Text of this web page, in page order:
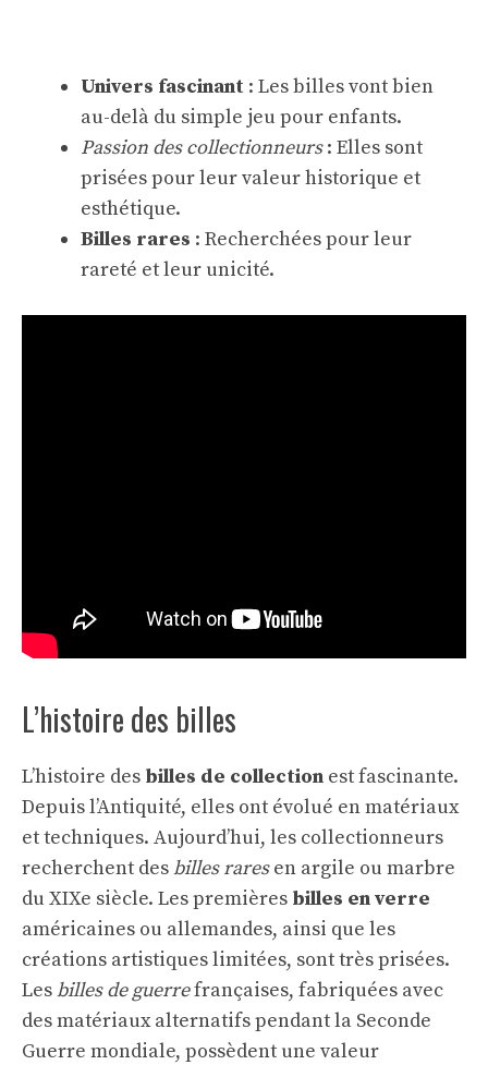
Univers fascinant : Les billes vont bien
au-delà du simple jeu pour enfants.
Passion des collectionneurs: Elles sont
prisées pour leur valeur historique et
esthétique.
Billes rares : Recherchées pour leur
rareté et leur unicité.
L’histoire des billes
L’histoire des billes de collection est fascinante.
Depuis l’Antiquité, elles ont évolué en matériaux
et techniques. Aujourd’hui, les collectionneurs
recherchent desbilles raresen argile ou marbre
du XIXe siècle. Les premières billes en verre
américaines ou allemandes, ainsi que les
créations artistiques limitées, sont très prisées.
Lesbilles de guerrefrançaises, fabriquées avec
des matériaux alternatifs pendant la Seconde
Guerre mondiale, possèdent une valeur